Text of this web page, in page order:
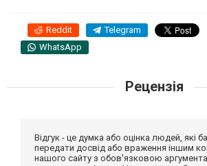
Reddit Telegram
WhatsApp
Рецензія
Відгук - це думка або оцінка людей, які
передати досвід або враження іншим
нашого сайту з обов'язковою